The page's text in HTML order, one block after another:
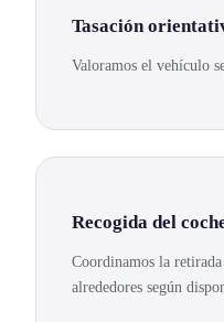
Tasación
Valoramos el vehículo
Recogida del
Coordinamos la
alrededores según